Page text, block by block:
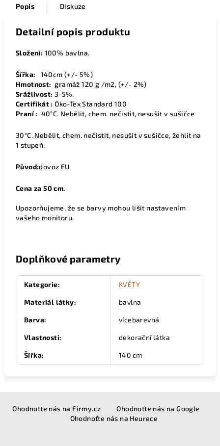
Popis Diskuze
Detailní popis produktu
Složení: 100% bavlna.
Šířka: 140cm (+/- 5%)
Hmotnost: gramáž 120 g /m2, (+/- 2%)
Srážlivost: 3-5%.
Certifikát : Öko-Tex Standard 100
Praní : 40°C. Nebělit, chem. nečistit, nesušit v sušičce
30°C. Nebělit, chem. nečistit, nesušit v sušičce, žehlit na
1 stupeň.
Původ:dovoz EU
Cena za 50 cm.
Upozorňujeme, že se barvy mohou lišit nastavením
vašeho monitoru.
Doplňkové parametry
Kategorie: KVĚTY
Materiál látky: bavlna
Barva: vícebarevná
Vlastnosti: dekorační látka
Šířka: 140 cm
Ohodnoťte nás na Firmy.cz
Ohodnoťte nás na Google
Ohodnoťte nás na Heurece